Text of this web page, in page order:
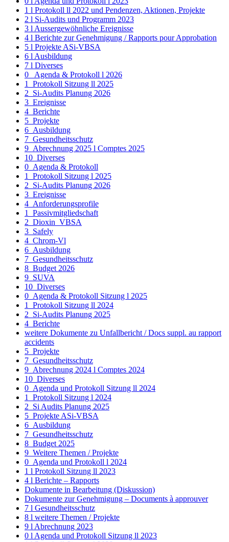
1 l Protokoll ll 2022 und Pendenzen, Aktionen, Projekte
2 l Si-Audits und Programm 2023
3 l Aussergewöhnliche Ereignisse
4 l Berichte zur Genehmigung / Rapports pour Approbation
5 l Projekte ASi-VBSA
6 l Ausbildung
7 l Diverses
0_ Agenda & Protokoll l 2026
1_Protokoll Sitzung ll 2025
2_Si-Audits Planung 2026
3_Ereignisse
4_Berichte
5_Projekte
6_Ausbildung
7_Gesundheitsschutz
9_Abrechnung 2025 l Comptes 2025
10_Diverses
0_Agenda & Protokoll
1_Protokoll Sitzung l 2025
2_Si-Audits Planung 2026
3_Ereignisse
4_Anforderungsprofile
1_Passivmitgliedschaft
2_Dioxin_VBSA
3_Safely
4_Chrom-Vl
6_Ausbildung
7_Gesundheitsschutz
8_Budget 2026
9_SUVA
10_Diverses
0_Agenda & Protokoll Sitzung l 2025
1_Protokoll Sitzung ll 2024
2_Si-Audits Planung 2025
4_Berichte
weitere Dokumente zu Unfallbericht / Docs suppl. au rapport
accidents
5_Projekte
7_Gesundheitsschutz
9_Abrechnung 2024 l Comptes 2024
10_Diverses
0_Agenda und Protokoll Sitzung ll 2024
1_Protokoll Sitzung l 2024
2_Si Audits Planung 2025
5_Projekte ASi-VBSA
6_Ausbildung
7_Gesundheitsschutz
8_Budget 2025
9_Weitere Themen / Projekte
0_Agenda und Protokoll l 2024
1 l Protokoll Sitzung ll 2023
4 l Berichte – Rapports
Dokumente in Bearbeitung (Diskussion)
Dokumente zur Genehmigung – Documents à approuver
7 l Gesundheitsschutz
8 l weitere Themen / Projekte
9 l Abrechnung 2023
0 l Agenda und Protokoll Sitzung ll 2023